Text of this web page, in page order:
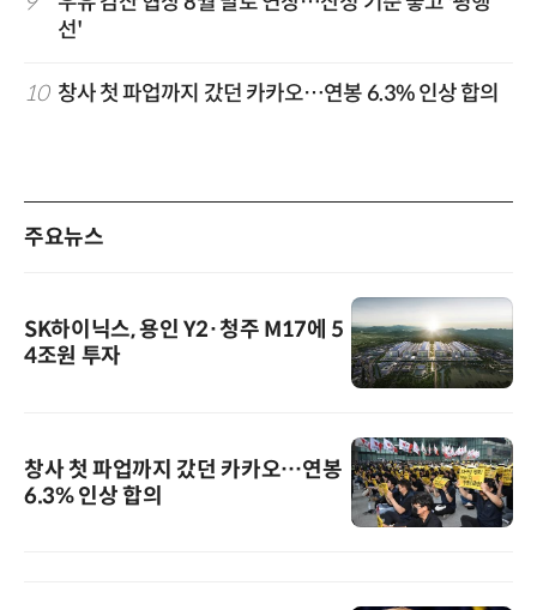
선'
10 창사 첫 파업까지 갔던 카카오…연봉 6.3% 인상 합의
주요뉴스
SK하이닉스, 용인 Y2·청주 M17에 5
4조원 투자
창사 첫 파업까지 갔던 카카오…연봉
6.3% 인상 합의